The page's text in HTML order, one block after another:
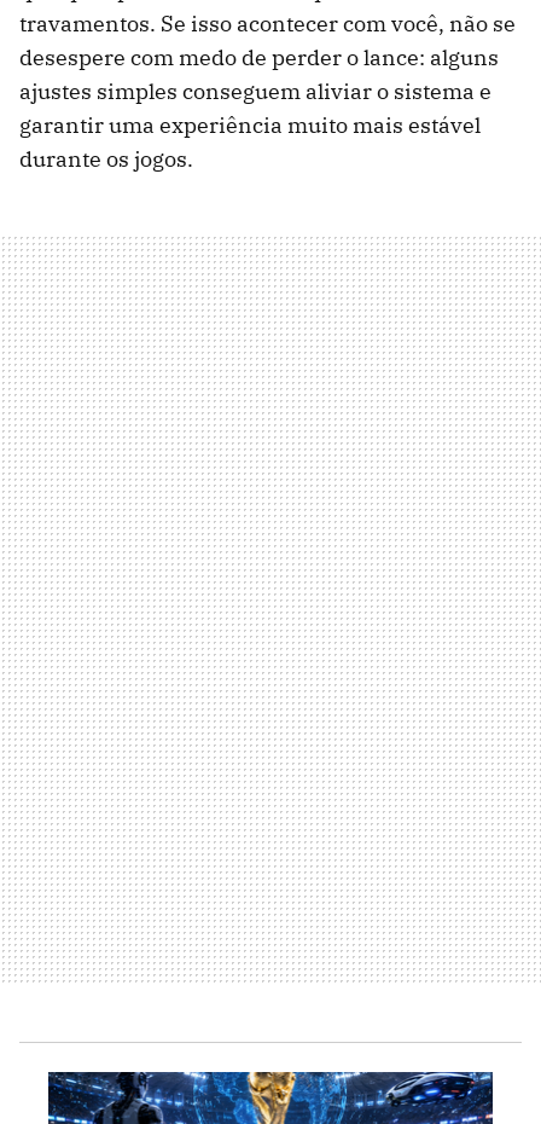
travamentos. Se isso acontecer com você, não se
desespere com medo de perder o lance: alguns
ajustes simples conseguem aliviar o sistema e
garantir uma experiência muito mais estável
durante os jogos.